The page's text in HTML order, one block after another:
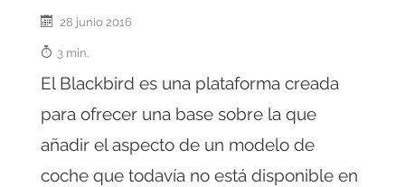
28 junio 2016
3 min.
El Blackbird es una plataforma creada
para ofrecer una base sobre la que
añadir el aspecto de un modelo de
coche que todavía no está disponible en